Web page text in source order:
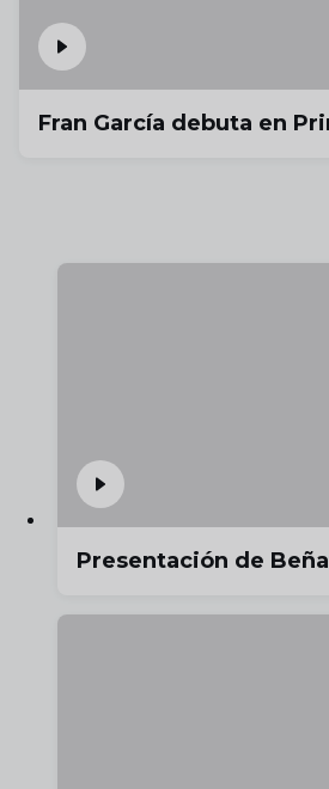
Fran García debuta en
Presentación de